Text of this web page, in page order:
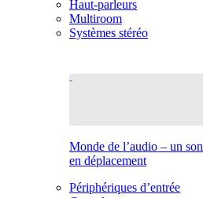
Haut-parleurs
Multiroom
Systèmes stéréo
Monde de l’audio – un
en déplacement
Périphériques d’entrée